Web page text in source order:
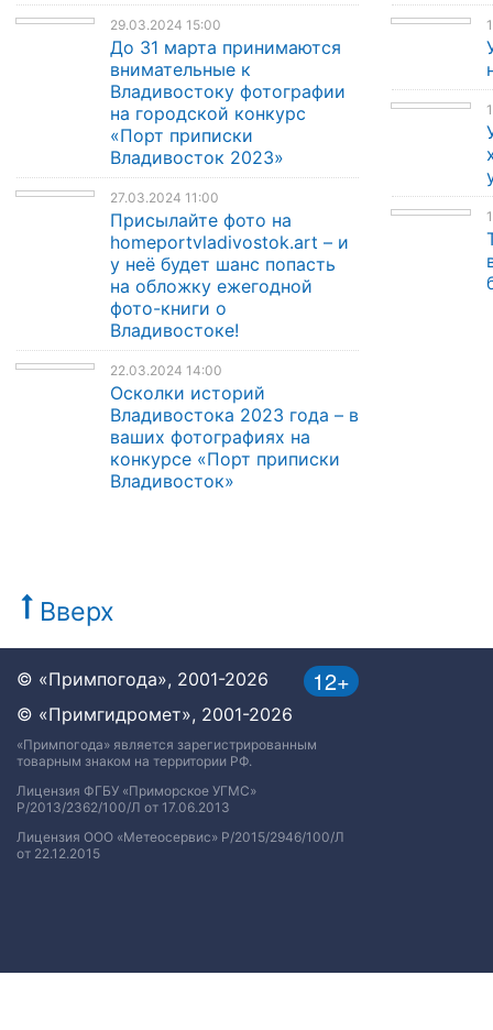
29.03.2024 15:00
До 31 марта принимаются
внимательные к
Владивостоку фотографии
на городской конкурс
«Порт приписки
Владивосток 2023»
27.03.2024 11:00
Присылайте фото на
homeportvladivostok.art – и
у неё будет шанс попасть
на обложку ежегодной
фото-книги о
Владивостоке!
22.03.2024 14:00
Осколки историй
Владивостока 2023 года – в
ваших фотографиях на
конкурсе «Порт приписки
Владивосток»
Вверх
12+
© «Примпогода», 2001-2026
© «Примгидромет», 2001-2026
«Примпогода» является зарегистрированным
товарным знаком на территории РФ.
Лицензия ФГБУ «Приморское УГМС»
Р/2013/2362/100/Л от 17.06.2013
Лицензия ООО «Метеосервис» Р/2015/2946/100/Л
от 22.12.2015